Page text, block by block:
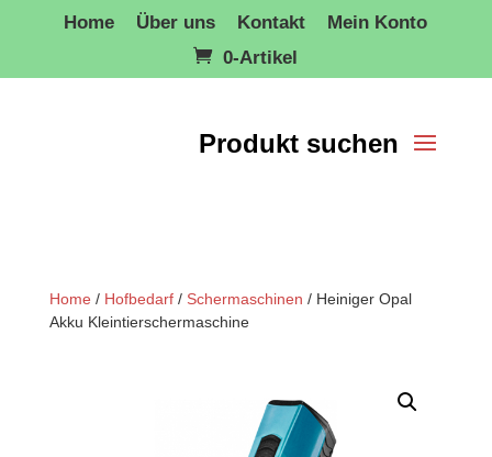
Home Über uns Kontakt
Mein Konto
0-Artikel
Home / Hofbedarf/ Schermaschinen / Heiniger Opal
Akku Kleintierschermaschine